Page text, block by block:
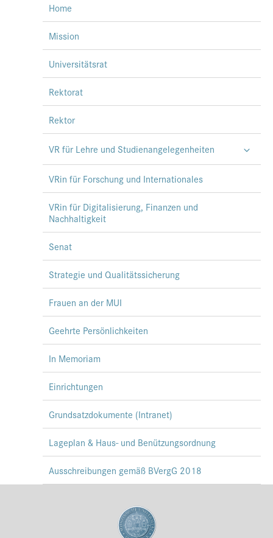
Home
Mission
Universitätsrat
Rektorat
Rektor
VR für Lehre und Studienangelegenheiten
VRin für Forschung und Internationales
VRin für Digitalisierung, Finanzen und
Nachhaltigkeit
Senat
Strategie und Qualitätssicherung
Frauen an der MUI
Geehrte Persönlichkeiten
In Memoriam
Einrichtungen
Grundsatzdokumente (Intranet)
Lageplan & Haus- und Benützungsordnung
Ausschreibungen gemäß BVergG 2018